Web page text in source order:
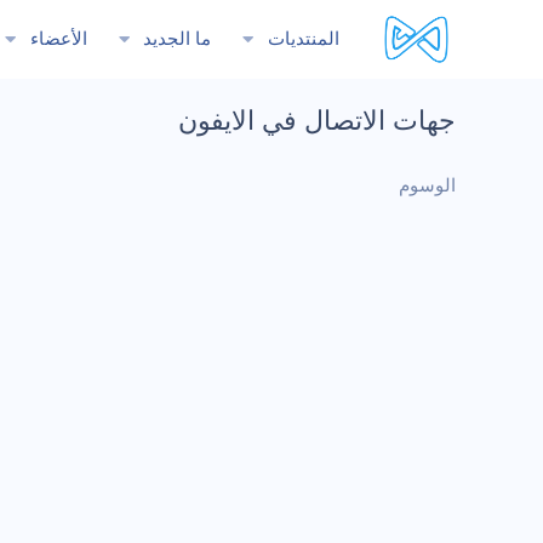
المنتديات ما الجديد الأعضاء
جهات الاتصال في الايفون
الوسوم